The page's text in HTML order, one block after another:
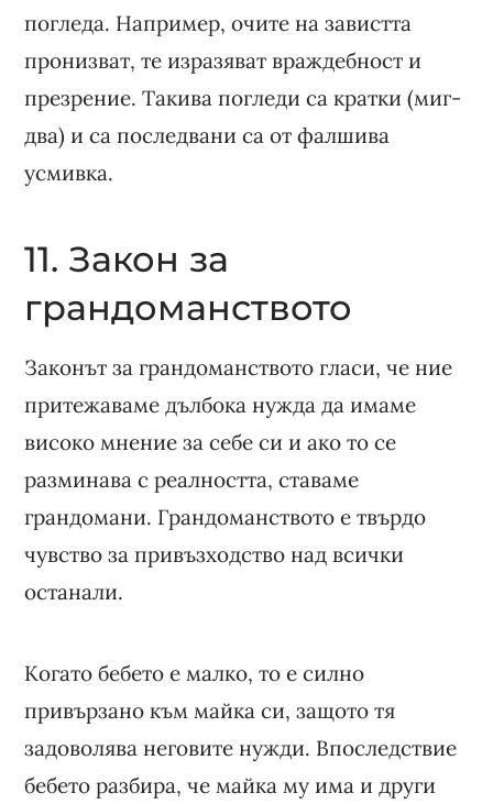
погледа. Например, очите на завистта
пронизват, те изразяват враждебност и
презрение. Такива погледи са кратки (миг-
два) и са последвани са от фалшива
усмивка.
11. Закон за
грандоманството
Законът за грандоманството гласи, че ние
притежаваме дълбока нужда да имаме
високо мнение за себе си и ако то се
разминава с реалността, ставаме
грандомани. Грандоманството е твърдо
чувство за привъзходство над всички
останали.
Когато бебето е малко, то е силно
привързано към майка си, защото тя
задоволява неговите нужди. Впоследствие
бебето разбира, че майка му има и други